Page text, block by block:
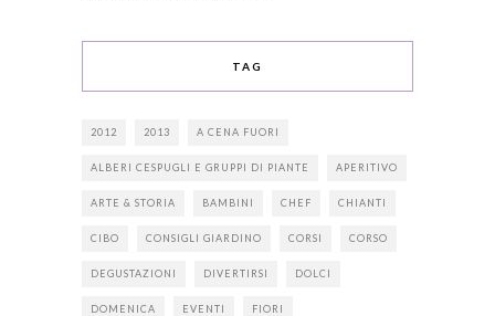
TAG
2012 2013 A CENA FUORI
ALBERI CESPUGLI E GRUPPI DI PIANTE APERITIVO
ARTE & STORIA BAMBINI CHEF CHIANTI
CIBO CONSIGLI GIARDINO CORSI CORSO
DEGUSTAZIONI DIVERTIRSI DOLCI
DOMENICA EVENTI FIORI